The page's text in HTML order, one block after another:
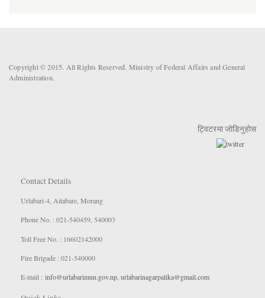
Copyright © 2015. All Rights Reserved. Ministry of Federal Affairs and General
Administration.
ट्विटरमा जोडिनुहोस
Contact Details
Urlabari-4, Aitabare, Morang
Phone No. : 021-540459, 540003
Toll Free No. : 16602142000
Fire Brigade : 021-540000
E-mail : info@urlabarimun.gov.np,urlabarinagarpalika@gmail.com